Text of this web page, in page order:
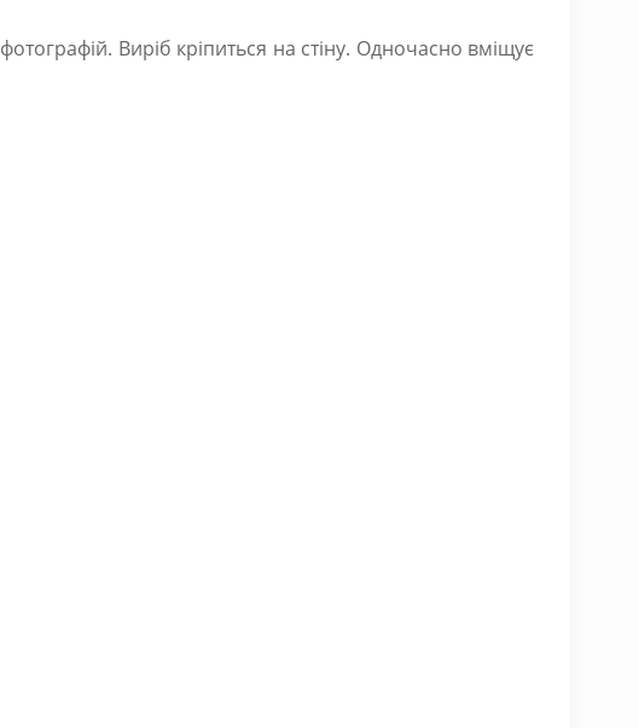
Виріб кріпиться на стіну. Одночасно вміщує